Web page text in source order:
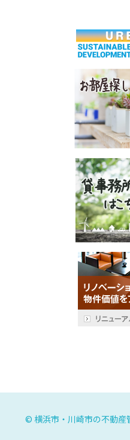
© 横浜市・川崎市の不動